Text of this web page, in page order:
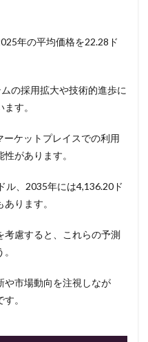
年の平均価格を22.28ド
の採用拡大や技術的進歩に
す。
ケットプレイスでの利用
があります。
ル、2035年には4,136.20ド
ります。
考慮すると、これらの予測
や市場動向を注視しなが
。